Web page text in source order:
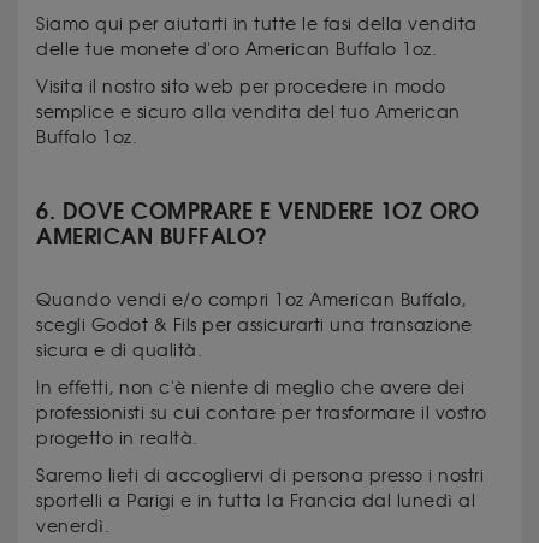
Siamo qui per aiutarti in tutte le fasi della vendita
delle tue monete d'oro American Buffalo 1oz.
Visita il nostro sito web per procedere in modo
semplice e sicuro alla vendita del tuo American
Buffalo 1oz.
6. DOVE COMPRARE E VENDERE 1OZ ORO
AMERICAN BUFFALO?
Quando vendi e/o compri 1oz American Buffalo,
scegli Godot & Fils per assicurarti una transazione
sicura e di qualità.
In effetti, non c'è niente di meglio che avere dei
professionisti su cui contare per trasformare il vostro
progetto in realtà.
Saremo lieti di accogliervi di persona presso i nostri
sportelli a Parigi e in tutta la Francia dal lunedì al
venerdì.